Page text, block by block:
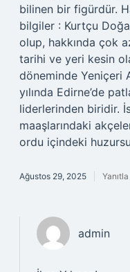
bilinen bir figürdür.
bilgiler : Kurtçu
olup, hakkında çok
tarihi ve yeri kesin
döneminde Yeniçeri
yılında Edirne’de
liderlerinden biridir.
maaşlarındaki
ordu içindeki
Ağustos 29, 2025 Yanıtla
admin